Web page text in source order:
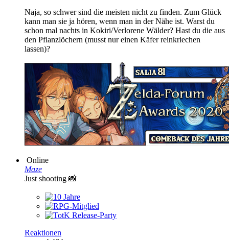
Naja, so schwer sind die meisten nicht zu finden. Zum Glück
kann man sie ja hören, wenn man in der Nähe ist. Warst du
schon mal nachts in Kokiri/Verlorene Wälder? Hast du die aus
den Pflanzlöchern (musst nur einen Käfer reinkriechen
lassen)?
Online
Maze
Just shooting 📸
Reaktionen